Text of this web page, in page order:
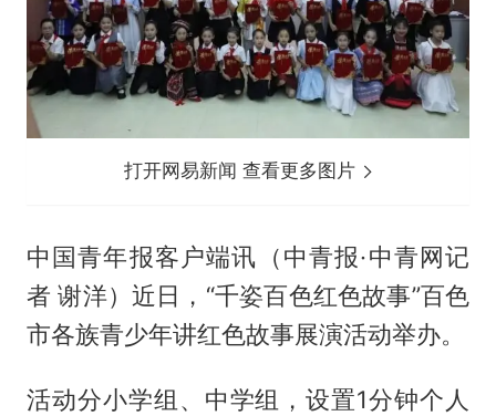
打开网易新闻 查看更多图片
中国青年报客户端讯（中青报·中青网记
者 谢洋）近日，“千姿百色红色故事”百色
市各族青少年讲红色故事展演活动举办。
活动分小学组、中学组，设置1分钟个人